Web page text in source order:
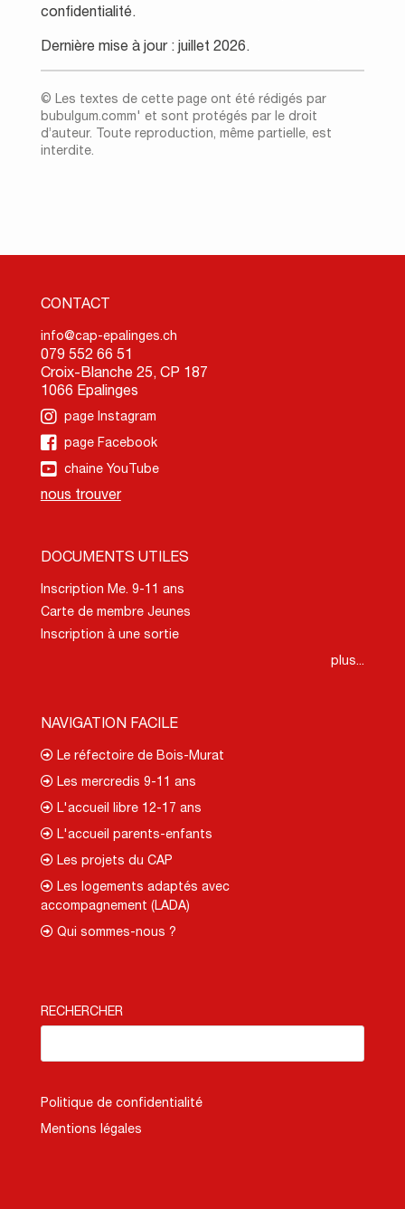
confidentialité.
Dernière mise à jour : juillet 2026.
© Les textes de cette page ont été rédigés par
bubulgum.comm' et sont protégés par le droit
d’auteur. Toute reproduction, même partielle, est
interdite.
CONTACT
info@cap-epalinges.ch
079 552 66 51
Croix-Blanche 25, CP 187
1066 Epalinges
page Instagram
page Facebook
chaine YouTube
nous trouver
DOCUMENTS UTILES
Inscription Me. 9-11 ans
Carte de membre Jeunes
Inscription à une sortie
plus...
NAVIGATION FACILE
Le réfectoire de Bois-Murat
Les mercredis 9-11 ans
L'accueil libre 12-17 ans
L'accueil parents-enfants
Les projets du CAP
Les logements adaptés avec
accompagnement (LADA)
Qui sommes-nous ?
RECHERCHER
Politique de confidentialité
Mentions légales